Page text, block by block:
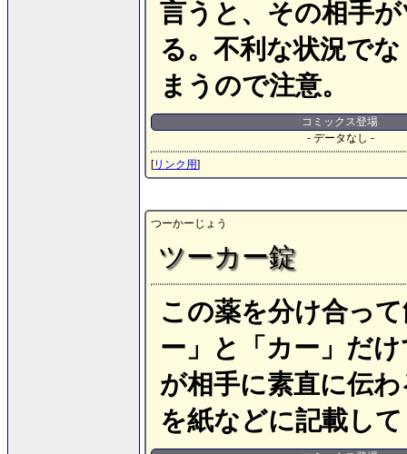
言うと、その相手
る。不利な状況で
まうので注意。
コミックス登場
- データなし -
[リンク用]
つーかーじょう
ツーカー錠
この薬を分け合っ
ー」と「カー」だ
が相手に素直に伝
を紙などに記載し